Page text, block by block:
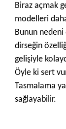
Biraz açmak
modelleri
Bunun nedeni
dirseğin
gelişiyle
Öyle ki sert
Tasmalama
sağlayabilir.